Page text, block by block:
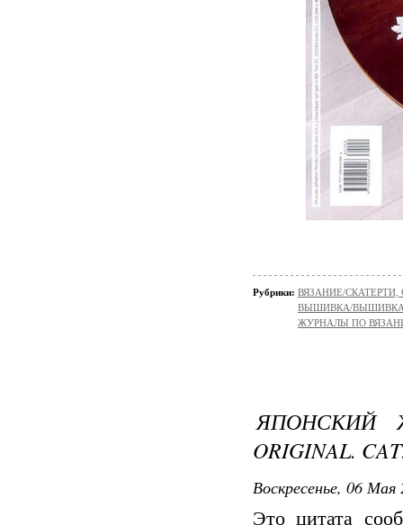
Рубрики: ВЯЗАНИЕ/СКАТЕРТИ,
ВЫШИВКА/ВЫШИВКА
ЖУРНАЛЫ ПО
ЯПОНСКИЙ
ORIGINAL.
Воскресенье, 06
Это цитата